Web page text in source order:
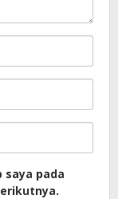
saya pada